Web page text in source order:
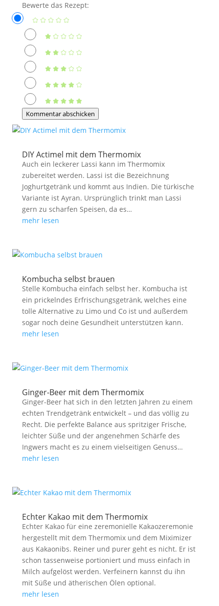
Bewerte das Rezept:
Kommentar abschicken
DIY Actimel mit dem Thermomix
Auch ein leckerer Lassi kann im Thermomix
zubereitet werden. Lassi ist die Bezeichnung
Joghurtgetränk und kommt aus Indien. Die türkische
Variante ist Ayran. Ursprünglich trinkt man Lassi
gern zu scharfen Speisen, da es…
mehr lesen
Kombucha selbst brauen
Stelle Kombucha einfach selbst her. Kombucha ist
ein prickelndes Erfrischungsgetränk, welches eine
tolle Alternative zu Limo und Co ist und außerdem
sogar noch deine Gesundheit unterstützen kann.
mehr lesen
Ginger-Beer mit dem Thermomix
Ginger-Beer hat sich in den letzten Jahren zu einem
echten Trendgetränk entwickelt – und das völlig zu
Recht. Die perfekte Balance aus spritziger Frische,
leichter Süße und der angenehmen Schärfe des
Ingwers macht es zu einem vielseitigen Genuss…
mehr lesen
Echter Kakao mit dem Thermomix
Echter Kakao für eine zeremonielle Kakaozeremonie
hergestellt mit dem Thermomix und dem Miximizer
aus Kakaonibs. Reiner und purer geht es nicht. Er ist
schon tassenweise portioniert und muss einfach in
Milch aufgelöst werden. Verfeinern kannst du ihn
mit Süße und ätherischen Ölen optional.
mehr lesen